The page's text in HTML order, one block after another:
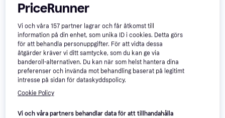
Ardell – Set med
lösögonfransar i seamless
design-Svart/a No Size
Lösögonfrans
78 kr
9+ butiker
Eylure Texture Eyelashes
N117
Lösögonfrans
77 kr
9+ butiker
Trendande Trendande
PriceRunner
Vi och våra157 partner lagrar och får åtkomst till
information på din enhet, som unika ID i cookies. Detta görs
för att behandla personuppgifter. För att vidta dessa
åtgärder kräver vi ditt samtycke, som du kan ge via
banderoll-alternativen. Du kan när som helst hantera dina
preferenser och invända mot behandling baserat på legitimt
intresse på sidan för dataskyddspolicy.
Cookie Policy
Vi och våra partners behandlar data för att tillhandahålla